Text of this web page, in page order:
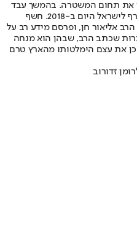
את תחום המשטרה. בהמשך עבד
ב"ידיעות אחרונות" ובאתר nrg, והצטרף לישראל היום ב-2018. חשף
הרב אליאור חן, ופרסם מידע רב על
שכתב הרב, שבהן הוא מנחה
את עצם הימלטותו מהארץ טרם
רומן זדורוב